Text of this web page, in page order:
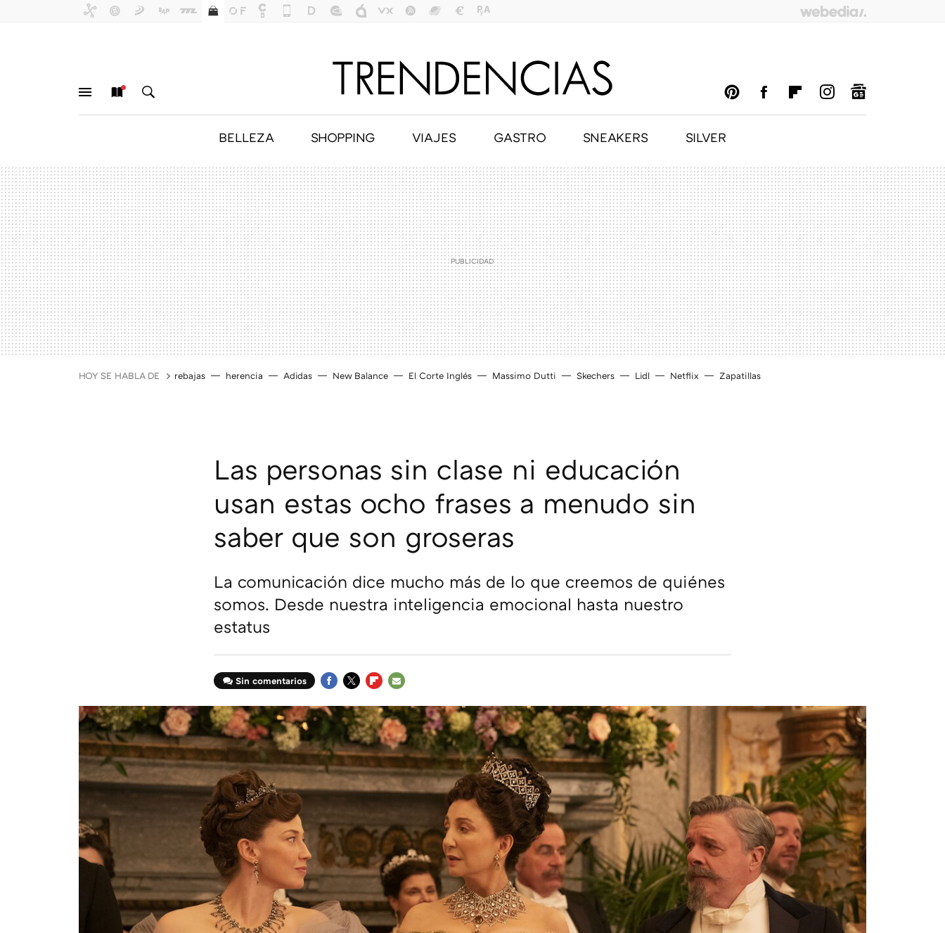
BELLEZA SHOPPING VIAJES GASTRO SNEAKERS SILVER
HOY SE HABLA DE rebajas herencia Adidas New Balance El Corte Inglés Massimo Dutti Skechers Lidl Netflix Zapatillas
Las personas sin clase ni educación
usan estas ocho frases a menudo sin
saber que son groseras
La comunicación dice mucho más de lo que creemos de quiénes
somos. Desde nuestra inteligencia emocional hasta nuestro
estatus
Sin comentarios
MAIL